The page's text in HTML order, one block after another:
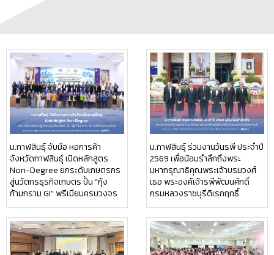
ม.กาฬสินธุ์ จับมือ หอการค้า
จังหวัดกาฬสินธุ์ เปิดหลักสูตร
Non-Degree ยกระดับเกษตรกร
สู่นวัตกรธุรกิจเกษตร ปั้น “กุ้ง
ก้ามกราม GI” พรีเมียมครบวงจร
ม.กาฬสินธุ์ ร่วมงานวันรพี ประจำปี
2569 เพื่อน้อมรำลึกถึงพระ
มหากรุณาธิคุณพระเจ้าบรมวงศ์
เธอ พระองค์เจ้ารพีพัฒนศักดิ์
กรมหลวงราชบุรีดิเรกฤทธิ์